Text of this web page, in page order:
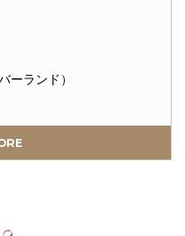
ーランド）
）
オネオネ）